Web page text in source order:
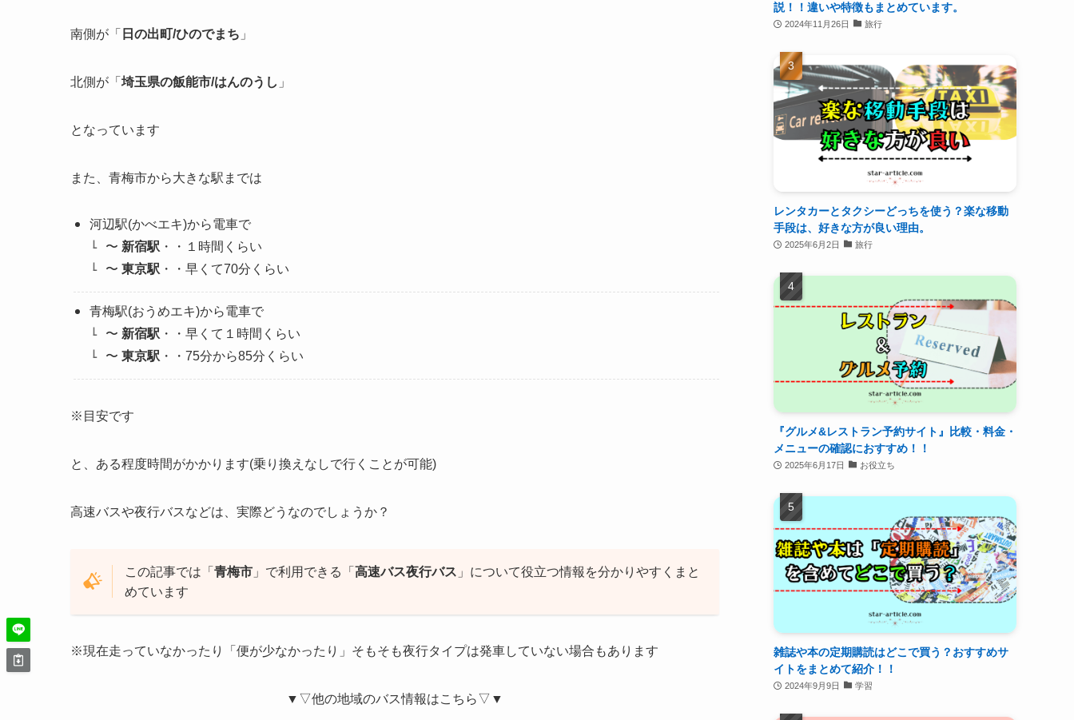
南側が「 日の出町/ひのでまち 」
北側が「 埼玉県の飯能市/はんのうし 」
となっています
また、青梅市から大きな駅までは
河辺駅(かべエキ)から電車で
〜 新宿駅 ・・１時間くらい
〜 東京駅 ・・早くて70分くらい
青梅駅(おうめエキ)から電車で
〜 新宿駅 ・・早くて１時間くらい
〜 東京駅 ・・75分から85分くらい
※目安です
と、ある程度時間がかかります(乗り換えなしで行くことが可能)
高速バスや夜行バスなどは、実際どうなのでしょうか？
この記事では「 青梅市 」で利用できる「 高速バス夜行バス 」について役立つ情報を分かりやすくまと
めています
※現在走っていなかったり「便が少なかったり」そもそも夜行タイプは発車していない場合もあります
▼▽他の地域のバス情報はこちら▽▼
説！！違いや特徴もまとめています。
2024年11月26日 旅行
レンタカーとタクシーどっちを使う？楽な移動
手段は、好きな方が良い理由。
2025年6月2日 旅行
『グルメ&レストラン予約サイト』比較・料金・
メニューの確認におすすめ！！
2025年6月17日 お役立ち
雑誌や本の定期購読はどこで買う？おすすめサ
イトをまとめて紹介！！
2024年9月9日 学習